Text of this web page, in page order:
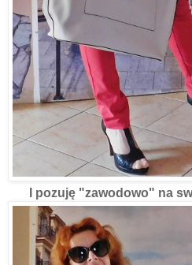
I pozuję "zawodowo" na